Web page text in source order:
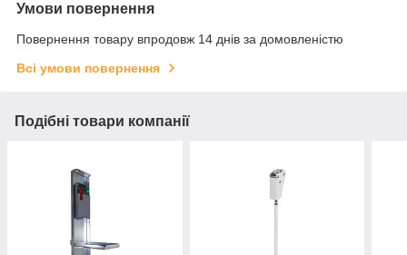
Умови повернення
Повернення товару впродовж 14 днів за домовленістю
Всі умови повернення
Подібні товари компанії